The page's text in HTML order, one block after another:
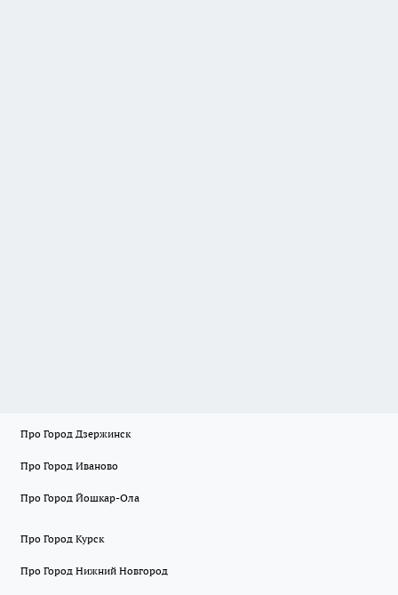
Про Город Дзержинск
Про Город Иваново
Про Город Йошкар-Ола
Про Город Курск
Про Город Нижний Новгород